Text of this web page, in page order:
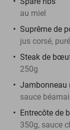
au miel
Suprême de
jus corsé,
Steak de
250g
Jambonneau
sauce
Entrecôte de
350g, sauce